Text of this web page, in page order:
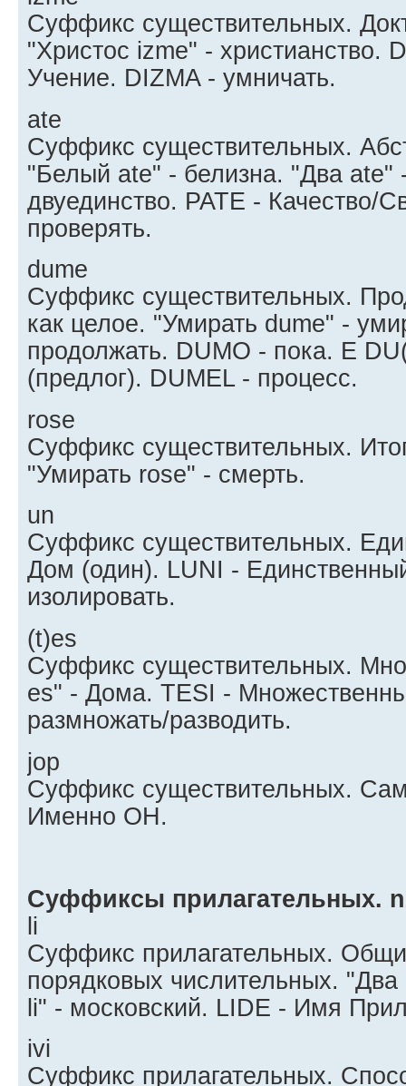
Суффикс существительных.
"Христос izme" - христианство.
Учение. DIZMA - умничать.
ate
Суффикс существительных.
"Белый ate" - белизна. "Два ate"
двуединство. PATE - Качество/
проверять.
dume
Суффикс существительных.
как целое. "Умирать dume" -
продолжать. DUMO - пока. E
(предлог). DUMEL - процесс.
rose
Суффикс существительных.
"Умирать rose" - смерть.
un
Суффикс существительных.
Дом (один). LUNI -
изолировать.
(t)es
Суффикс существительных.
es" - Дома. TESI -
размножать/разводить.
jop
Суффикс существительных.
Именно ОН.
Суффиксы прилагательных.
li
Суффикс прилагательных.
порядковых числительных.
li" - московский. LIDE - Имя
ivi
Суффикс прилагательных.